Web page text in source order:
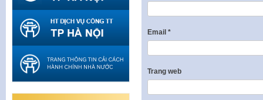
Email *
Trang web